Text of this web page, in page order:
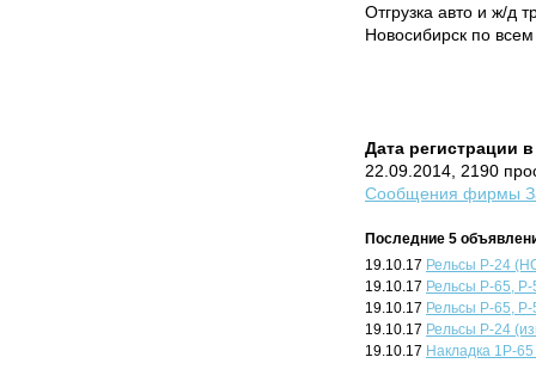
Отгрузка авто и ж/д
Новосибирск по
Дата регистрации в
22.09.2014, 2190
Сообщения фирмы
Последние 5
19.10.17 Рельсы Р-24
19.10.17 Рельсы Р-65,
19.10.17 Рельсы Р-65,
19.10.17 Рельсы Р-24
19.10.17 Накладка 1Р-